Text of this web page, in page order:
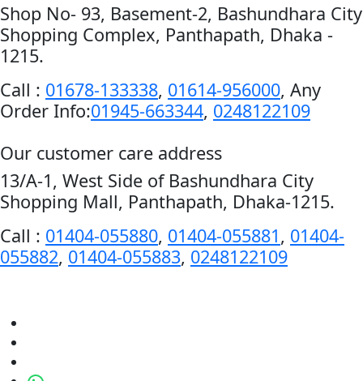
Shop No- 93, Basement-2, Bashundhara City
Shopping Complex, Panthapath, Dhaka -
1215.
Call : 01678-133338, 01614-956000, Any
Order Info:01945-663344, 0248122109
Our customer care address
13/A-1, West Side of Bashundhara City
Shopping Mall, Panthapath, Dhaka-1215.
Call : 01404-055880, 01404-055881, 01404-
055882, 01404-055883, 0248122109